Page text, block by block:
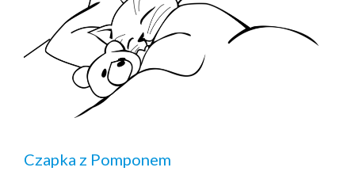
Czapka z Pomponem